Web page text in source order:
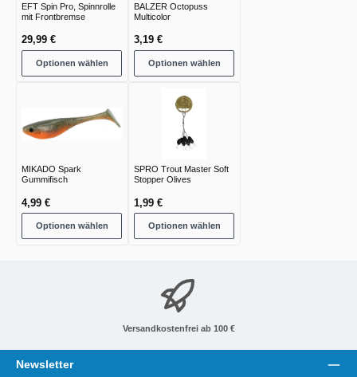
EFT Spin Pro, Spinnrolle
mit Frontbremse
29,99 €
Optionen wählen
BALZER Octopuss
Multicolor
3,19 €
Optionen wählen
MIKADO Spark
Gummifisch
4,99 €
Optionen wählen
SPRO Trout Master Soft
Stopper Olives
1,99 €
Optionen wählen
Versandkostenfrei ab 100 €
Newsletter